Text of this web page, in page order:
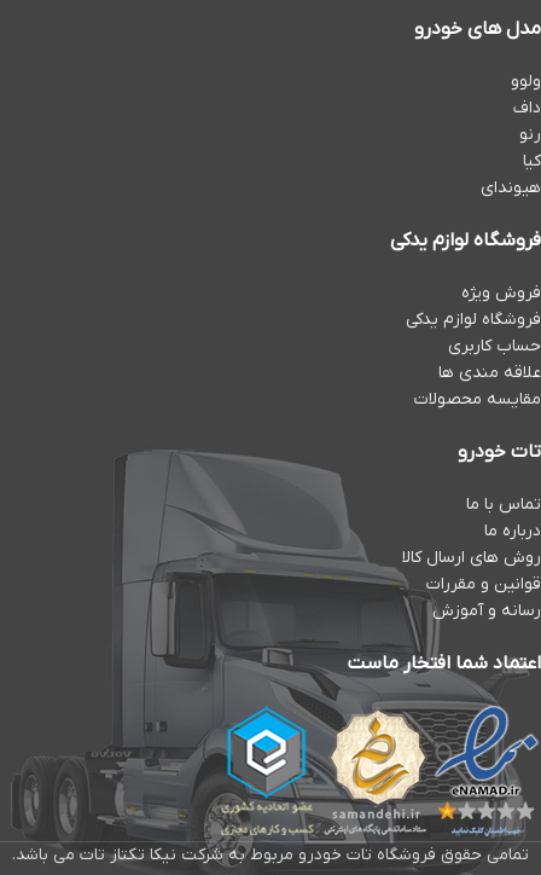
مدل های خودرو
ولوو
داف
رنو
کیا
هیوندای
فروشگاه لوازم یدکی
فروش ویژه
فروشگاه لوازم یدکی
حساب کاربری
علاقه مندی ها
مقایسه محصولات
تات خودرو
تماس با ما
درباره ما
روش های ارسال کالا
قوانین و مقررات
رسانه و آموزش
اعتماد شما افتخار ماست
تمامی حقوق فروشگاه تات خودرو مربوط به شرکت نیکا تکتاز تات می باشد.